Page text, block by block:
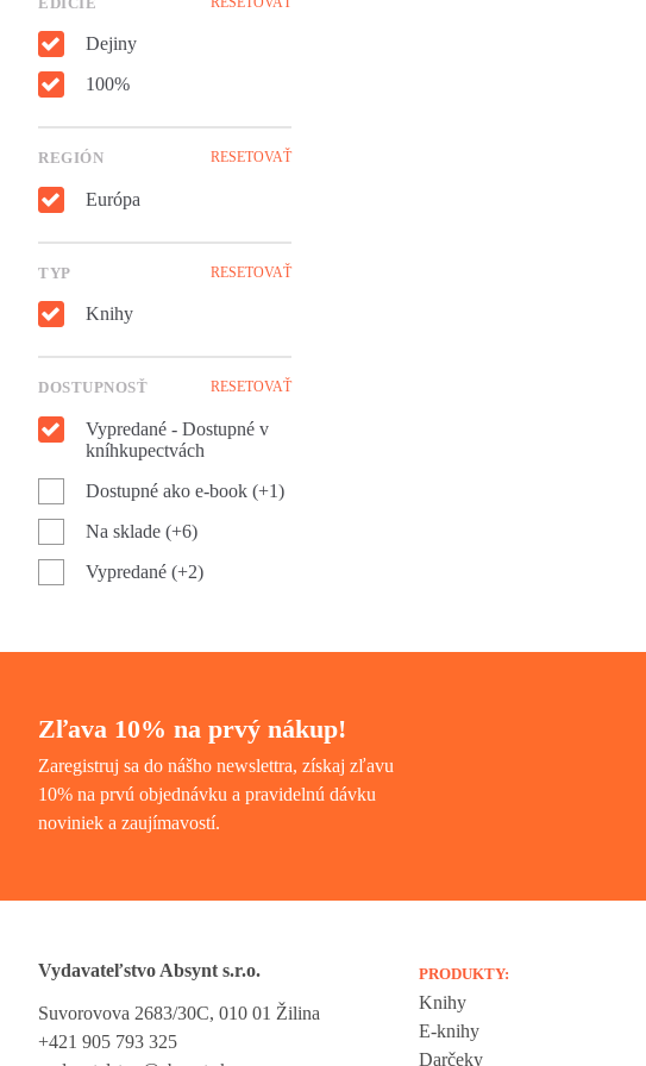
Dejiny
100%
REGIÓN RESETOVAŤ
Európa
TYP RESETOVAŤ
Knihy
DOSTUPNOSŤ RESETOVAŤ
Vypredané - Dostupné v
kníhkupectvách
Dostupné ako e-book (+1)
Na sklade (+6)
Vypredané (+2)
Zľava 10% na prvý nákup!
Zaregistruj sa do nášho newslettra, získaj zľavu
10% na prvú objednávku a pravidelnú dávku
noviniek a zaujímavostí.
Vydavateľstvo Absynt s.r.o.
Suvorovova 2683/30C, 010 01 Žilina
+421 905 793 325
PRODUKTY:
Knihy
E-knihy
Darčeky
Vážime si vaše súkromie